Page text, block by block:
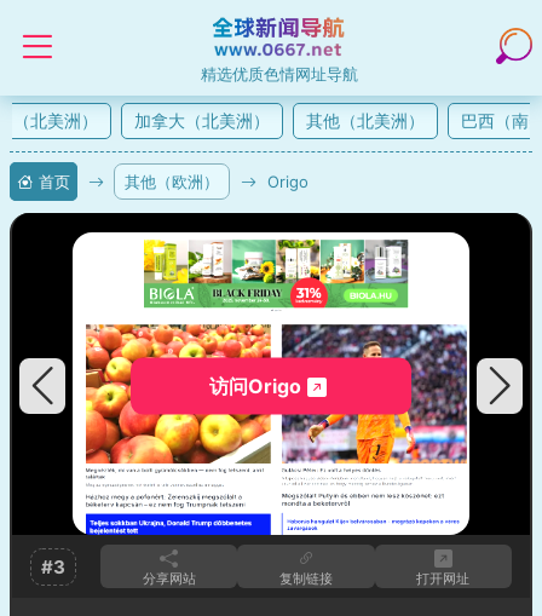
精选优质色情网址导航
北美洲） 加拿大（北美洲） 其他（北美洲） 巴西（南美
首页 其他（欧洲） Origo
访问Origo
#3 分享网站 复制链接 打开网址